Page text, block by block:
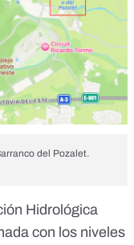
del Pozalet.
Hidrológica
con los niveles